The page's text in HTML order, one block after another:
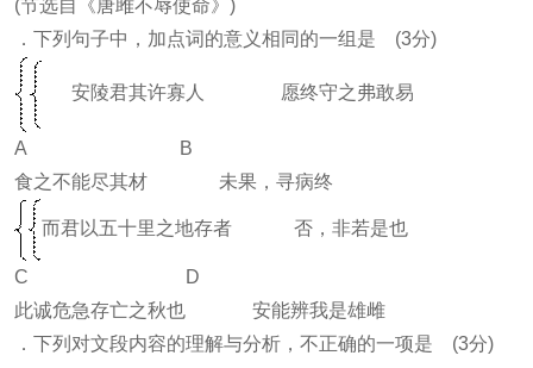
(节选自《唐雎不辱使命》)
．下列句子中，加点词的意义相同的一组是 (3分)
安陵君其许寡人 愿终守之弗敢易
A B
食之不能尽其材 未果，寻病终
而君以五十里之地存者 否，非若是也
C D
此诚危急存亡之秋也 安能辨我是雄雌
．下列对文段内容的理解与分析，不正确的一项是 (3分)